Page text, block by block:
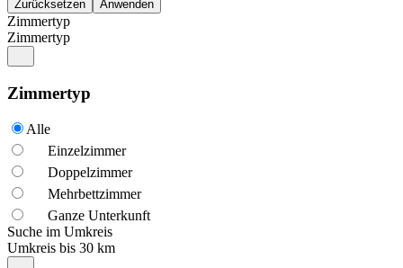
Zimmertyp
Zimmertyp
Zimmertyp
Alle
Einzelzimmer
Doppelzimmer
Mehrbettzimmer
Ganze Unterkunft
Suche im Umkreis
Umkreis bis 30 km